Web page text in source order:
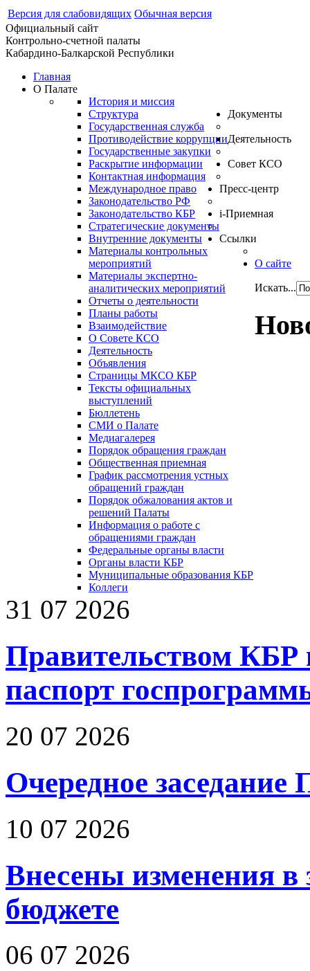
Версия для слабовидящих Обычная версия
Официальный сайт
Контрольно-счетной палаты
Кабардино-Балкарской Республики
Главная
О Палате
История и миссия
Структура
Государственная служба
Противодействие коррупции
Государственные закупки
Раскрытие информации
Контактная информация
Документы
Международное право
Законодательство РФ
Законодательство КБР
Стратегические документы
Внутренние документы
Деятельность
Материалы контрольных
мероприятий
Материалы экспертно-
аналитических мероприятий
Отчеты о деятельности
Планы работы
Взаимодействие
Совет КСО
О Совете КСО
Деятельность
Объявления
Страницы МКСО КБР
Пресс-центр
Тексты официальных
выступлений
Бюллетень
СМИ о Палате
Медиагалерея
i-Приемная
Порядок обращения граждан
Общественная приемная
График рассмотрения устных
обращений граждан
Порядок обжалования актов и
решений Палаты
Информация о работе с
обращениями граждан
Ссылки
Федеральные органы власти
Органы власти КБР
Муниципальные образования КБР
Коллеги
О сайте
Искать...
31 07 2026
Правительством КБР
паспорт
20 07 2026
Очередное
10 07 2026
Внесены изменения в
бюджете
06 07 2026